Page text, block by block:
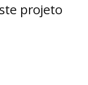
projeto